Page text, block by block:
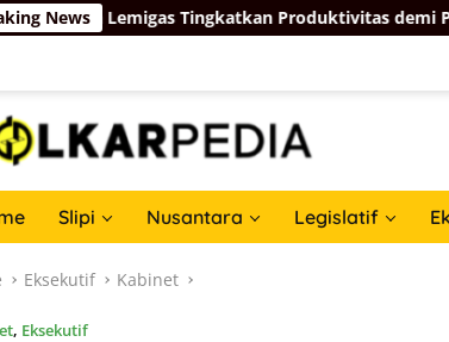
News
Tingkatkan Produktivitas demi Perkuat
Slipi Nusantara Legislatif
Eksekutif Kabinet
, Eksekutif